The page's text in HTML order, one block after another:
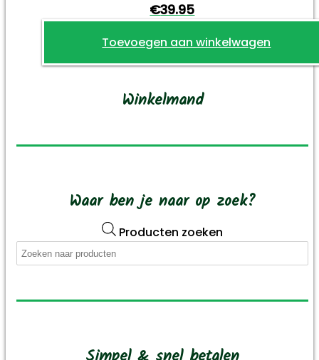
€39.95
Toevoegen aan winkelwagen
Winkelmand
Waar ben je naar op zoek?
Producten zoeken